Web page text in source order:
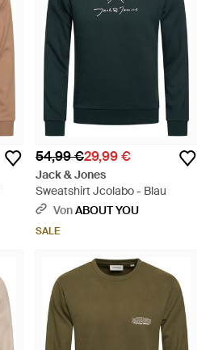
54,99 €29,99 €
Jack & Jones
Sweatshirt Jcolabo - Blau
VonABOUT YOU
SALE